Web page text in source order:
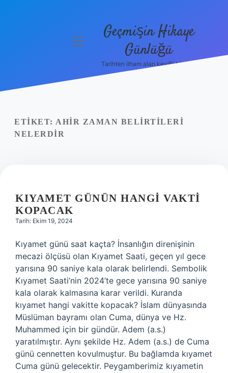
Yasal Uyarı
menüyü
Geçmişin Hikaye
Günlüğü
Tarihten ilham alan keyifli bilgiler!
ETIKET: AHIR ZAMAN BELIRTILERI
NELERDIR
KIYAMET GÜNÜN HANGI VAKTI
KOPACAK
Tarih: Ekim 19, 2024
Kıyamet günü saat kaçta? İnsanlığın direnişinin
mecazi ölçüsü olan Kıyamet Saati, geçen yıl gece
yarısına 90 saniye kala olarak belirlendi. Sembolik
Kıyamet Saati’nin 2024’te gece yarısına 90 saniye
kala olarak kalmasına karar verildi. Kuranda
kıyamet hangi vakitte kopacak? İslam dünyasında
Müslüman bayramı olan Cuma, dünya ve Hz.
Muhammed için bir gündür. Adem (a.s.)
yaratılmıştır. Aynı şekilde Hz. Adem (a.s.) de Cuma
günü cennetten kovulmuştur. Bu bağlamda kıyamet
Cuma günü gelecektir. Peygamberimiz kıyametin